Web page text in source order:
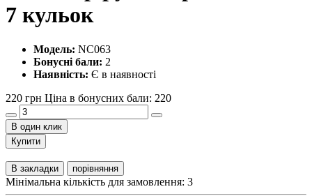
7 кульок
Модель: NC063
Бонусні бали: 2
Наявність: Є в наявності
220 грн Ціна в бонусних бали: 220
В один клик
Купити
В закладки порівняння
Мінімальна кількість для замовлення: 3